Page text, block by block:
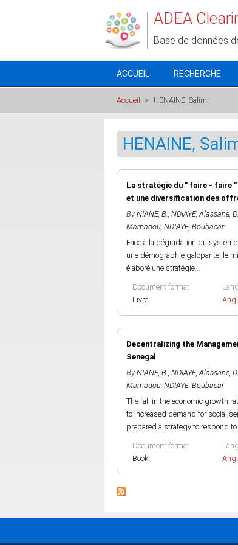
ADEA
Base de données
ACCUEIL RECHERCHE
Accueil > HENAINE, Salim
HENAINE,
La stratégie du " faire - faire
et une diversification des
By NIANE, B., NDIAYE, Alassane,
Mamadou, NDIAYE, Boubacar
Face à la dégradation du
une démographie galopante, le
élaboré une stratégie...
Document format
Livre
Decentralizing the
Senegal
By NIANE, B., NDIAYE, Alassane,
Mamadou, NDIAYE, Boubacar
The fall in the economic growth
to increased demand for social
prepared a strategy to respond
Document format
Book